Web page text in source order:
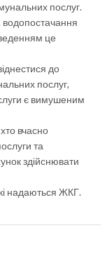
послуг.
водопостачання
це
до
послуг,
є вимушеним
вчасно
та
здійснювати
надаються ЖКГ.